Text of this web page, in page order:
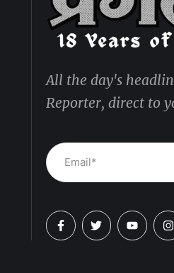
All the day's
Reporter, direct to